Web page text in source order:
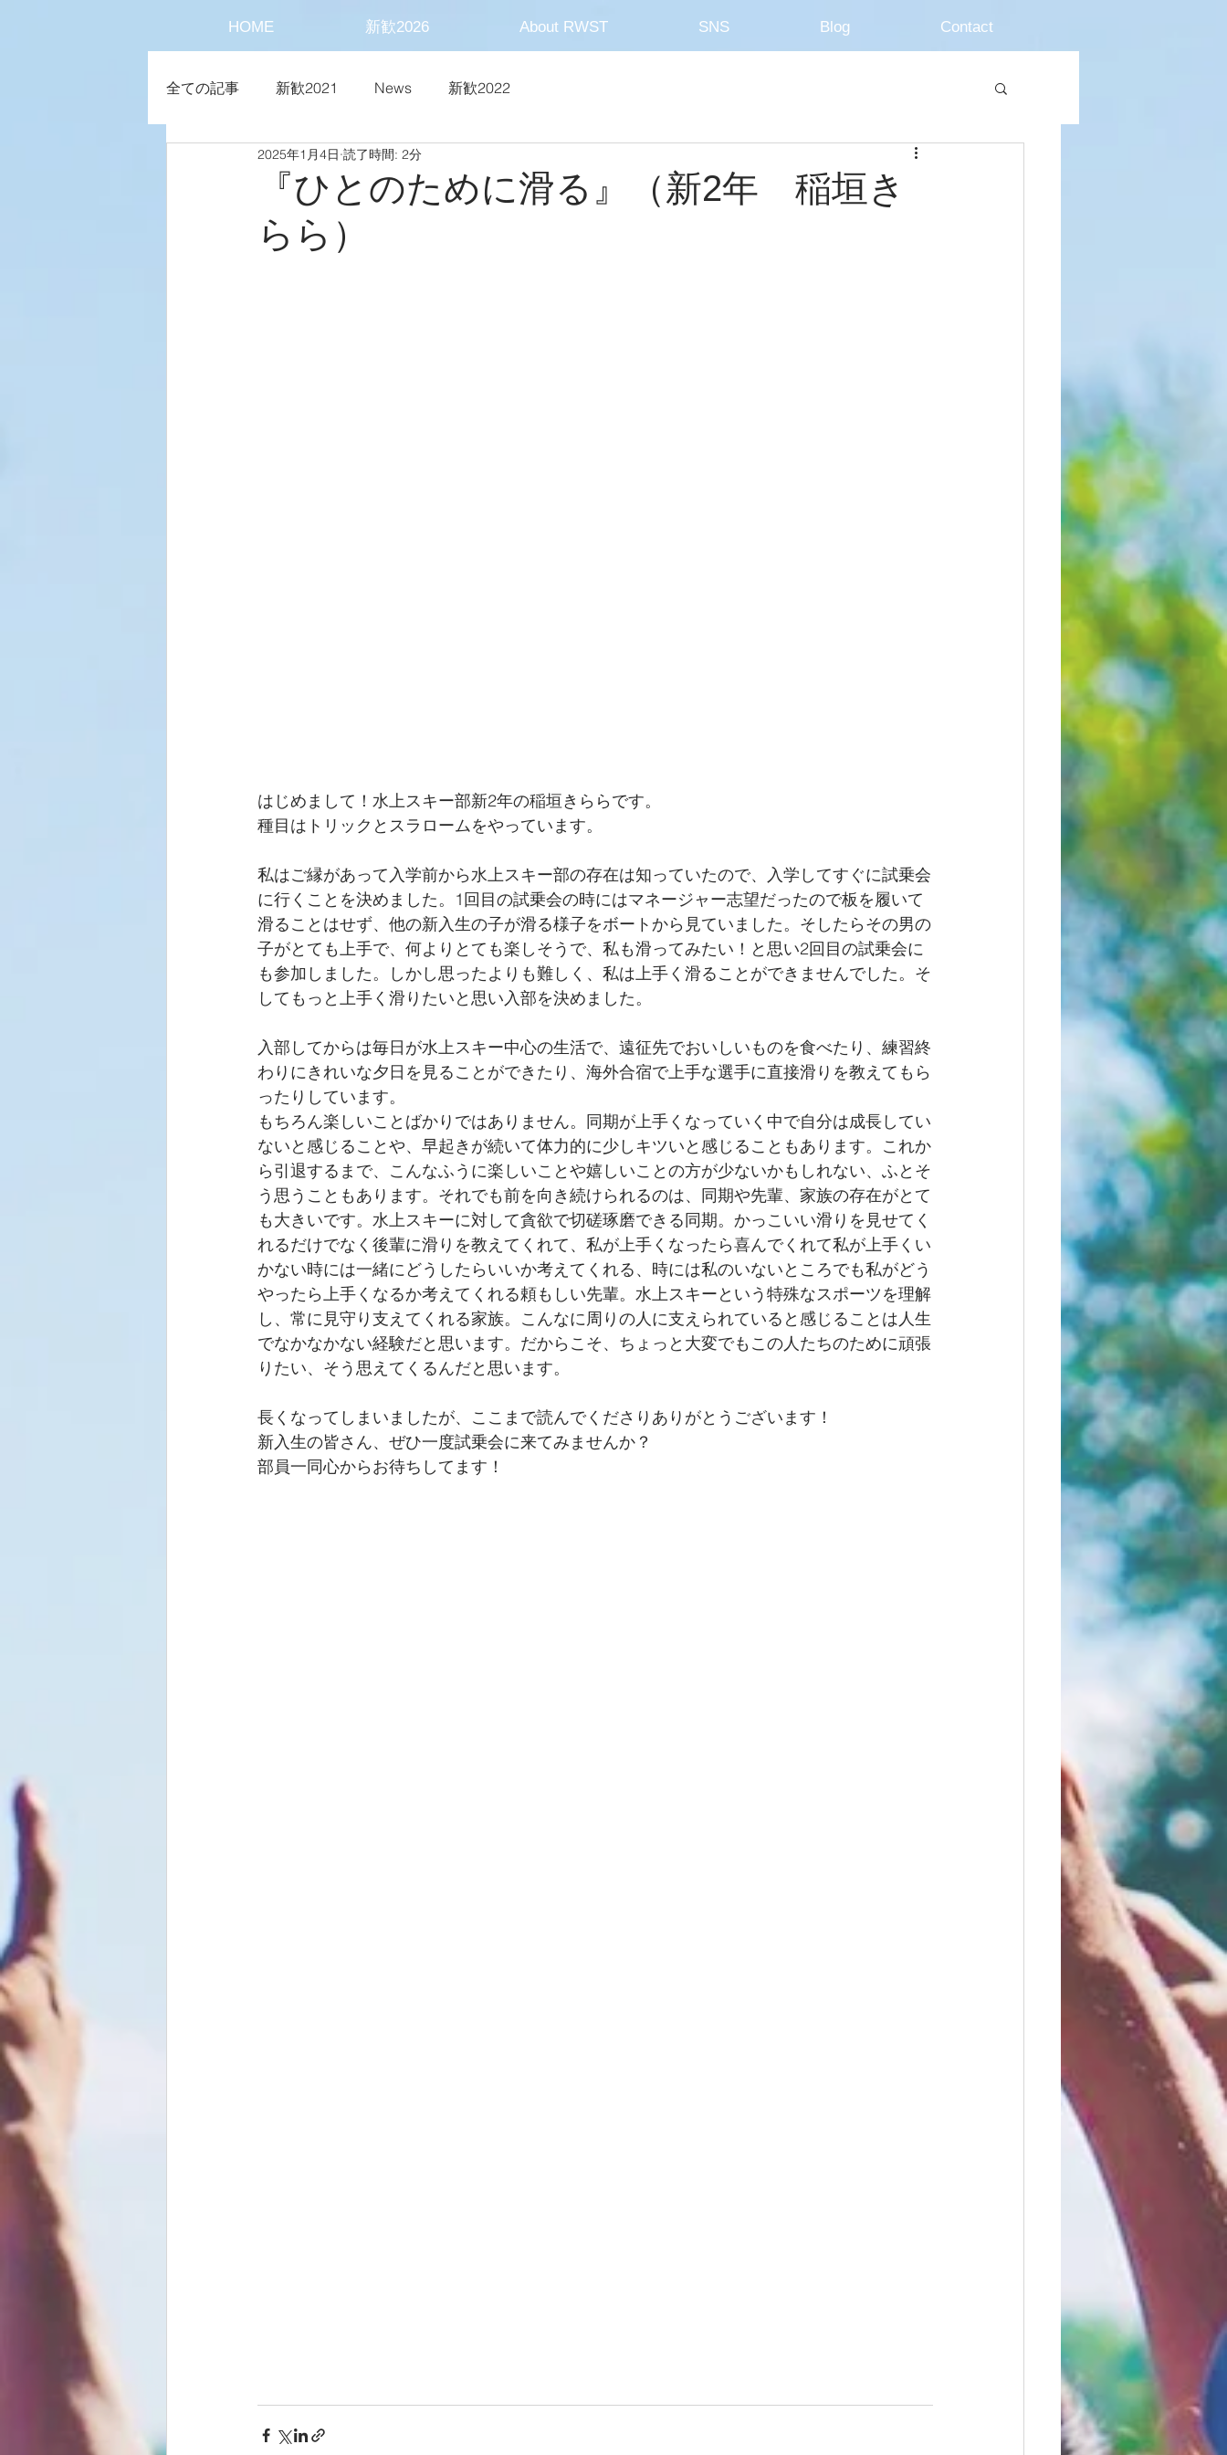
HOME 新歓2026 About RWST SNS Blog Contact
全ての記事 新歓2021 News 新歓2022
『ひとのために滑る』（新2年 稲垣き
らら）
2025年1月4日 読了時間: 2分
はじめまして！水上スキー部新2年の稲垣きららです。
種目はトリックとスラロームをやっています。
私はご縁があって入学前から水上スキー部の存在は知っていたので、入学してすぐに試乗会
に行くことを決めました。1回目の試乗会の時にはマネージャー志望だったので板を履いて
滑ることはせず、他の新入生の子が滑る様子をボートから見ていました。そしたらその男の
子がとても上手で、何よりとても楽しそうで、私も滑ってみたい！と思い2回目の試乗会に
も参加しました。しかし思ったよりも難しく、私は上手く滑ることができませんでした。そ
してもっと上手く滑りたいと思い入部を決めました。
入部してからは毎日が水上スキー中心の生活で、遠征先でおいしいものを食べたり、練習終
わりにきれいな夕日を見ることができたり、海外合宿で上手な選手に直接滑りを教えてもら
ったりしています。
もちろん楽しいことばかりではありません。同期が上手くなっていく中で自分は成長してい
ないと感じることや、早起きが続いて体力的に少しキツいと感じることもあります。これか
ら引退するまで、こんなふうに楽しいことや嬉しいことの方が少ないかもしれない、ふとそ
う思うこともあります。それでも前を向き続けられるのは、同期や先輩、家族の存在がとて
も大きいです。水上スキーに対して貪欲で切磋琢磨できる同期。かっこいい滑りを見せてく
れるだけでなく後輩に滑りを教えてくれて、私が上手くなったら喜んでくれて私が上手くい
かない時には一緒にどうしたらいいか考えてくれる、時には私のいないところでも私がどう
やったら上手くなるか考えてくれる頼もしい先輩。水上スキーという特殊なスポーツを理解
し、常に見守り支えてくれる家族。こんなに周りの人に支えられていると感じることは人生
でなかなかない経験だと思います。だからこそ、ちょっと大変でもこの人たちのために頑張
りたい、そう思えてくるんだと思います。
長くなってしまいましたが、ここまで読んでくださりありがとうございます！
新入生の皆さん、ぜひ一度試乗会に来てみませんか？
部員一同心からお待ちしてます！